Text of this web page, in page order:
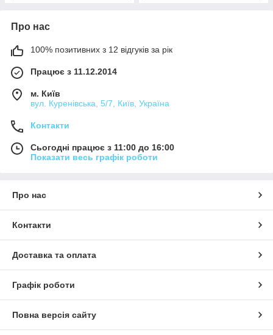
Про нас
100% позитивних з 12 відгуків за рік
Працює з 11.12.2014
м. Київ
вул. Куренівська, 5/7, Київ, Україна
Контакти
Сьогодні працює з 11:00 до 16:00
Показати весь графік роботи
Про нас
Контакти
Доставка та оплата
Графік роботи
Повна версія сайту